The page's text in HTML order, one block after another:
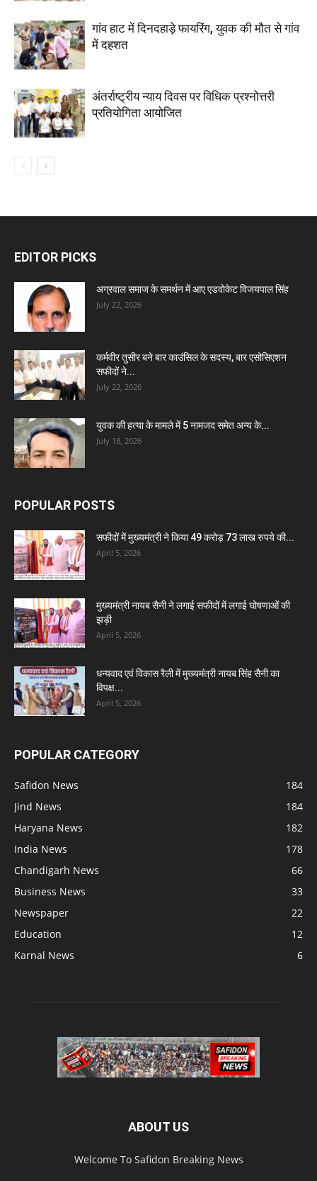
गांव हाट में दिनदहाड़े फायरिंग, युवक की मौत से गांव
में दहशत
अंतर्राष्ट्रीय न्याय दिवस पर विधिक प्रश्नोत्तरी
प्रतियोगिता आयोजित
EDITOR PICKS
अग्रवाल समाज के समर्थन में आए एडवोकेट विजयपाल सिंह
July 22, 2026
कर्मवीर तुसीर बने बार काउंसिल के सदस्य, बार एसोसिएशन
सफीदों ने...
July 22, 2026
युवक की हत्या के मामले में 5 नामजद समेत अन्य के...
July 18, 2026
POPULAR POSTS
सफीदों में मुख्यमंत्री ने किया 49 करोड़ 73 लाख रुपये की...
April 5, 2026
मुख्यमंत्री नायब सैनी ने लगाई सफीदों में लगाई घोषणाओं की
झड़ी
April 5, 2026
धन्यवाद एवं विकास रैली में मुख्यमंत्री नायब सिंह सैनी का
विपक्ष...
April 5, 2026
POPULAR CATEGORY
Safidon News
184
Jind News
184
Haryana News
182
India News
178
Chandigarh News
66
Business News
33
Newspaper
22
Education
12
Karnal News
6
ABOUT US
Welcome To Safidon Breaking News